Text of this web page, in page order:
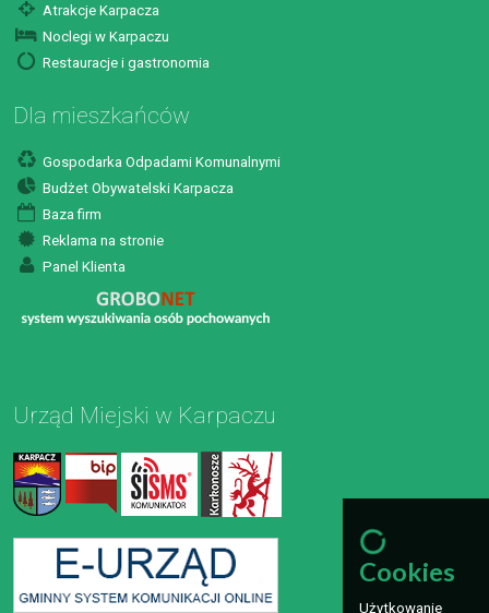
Atrakcje Karpacza
Noclegi w Karpaczu
Restauracje i gastronomia
Dla mieszkańców
Gospodarka Odpadami Komunalnymi
Budżet Obywatelski Karpacza
Baza firm
Reklama na stronie
Panel Klienta
Urząd Miejski w Karpaczu
Cookies
Użytkowanie